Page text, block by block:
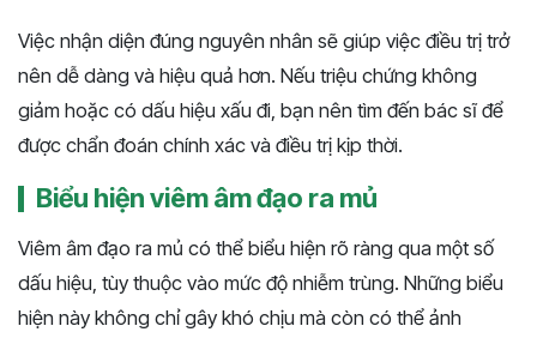
Việc nhận diện đúng nguyên nhân sẽ giúp việc điều trị trở
nên dễ dàng và hiệu quả hơn. Nếu triệu chứng không
giảm hoặc có dấu hiệu xấu đi, bạn nên tìm đến bác sĩ để
được chẩn đoán chính xác và điều trị kịp thời.
Biểu hiện viêm âm đạo ra mủ
Viêm âm đạo ra mủ có thể biểu hiện rõ ràng qua một số
dấu hiệu, tùy thuộc vào mức độ nhiễm trùng. Những biểu
hiện này không chỉ gây khó chịu mà còn có thể ảnh